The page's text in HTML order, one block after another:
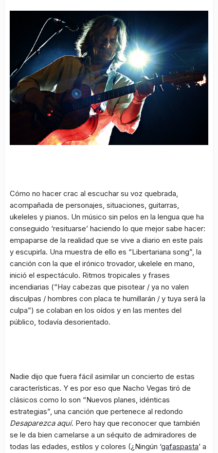
Cómo no hacer crac al escuchar su voz quebrada,
acompañada de personajes, situaciones, guitarras,
ukeleles y pianos. Un músico sin pelos en la lengua que ha
conseguido ‘resituarse’ haciendo lo que mejor sabe hacer:
empaparse de la realidad que se vive a diario en este país
y escupirla. Una muestra de ello es “Libertariana song”, la
canción con la que el irónico trovador, ukelele en mano,
inició el espectáculo. Ritmos tropicales y frases
incendiarias (“Hay cabezas que pisotear / ya no valen
disculpas / hombres con placa te humillarán / y tuya será la
culpa”) se colaban en los oídos y en las mentes del
público, todavía desorientado.
Nadie dijo que fuera fácil asimilar un concierto de estas
características. Y es por eso que Nacho Vegas tiró de
clásicos como lo son “Nuevos planes, idénticas
estrategias”, una canción que pertenece al redondo
Desaparezca aquí. Pero hay que reconocer que también
se le da bien camelarse a un séquito de admiradores de
todas las edades, estilos y colores (¿Ningún ‘gafaspasta’ a